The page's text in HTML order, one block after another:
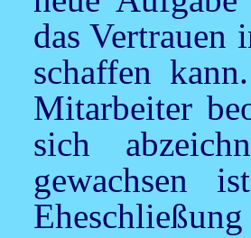
das Vertrauen
schaffen
Mitarbeiter
sich
gewachsen